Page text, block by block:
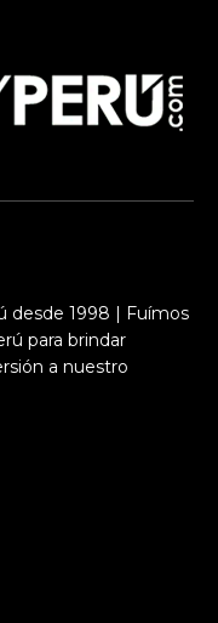
desde 1998 | Fuímos
para brindar
a nuestro